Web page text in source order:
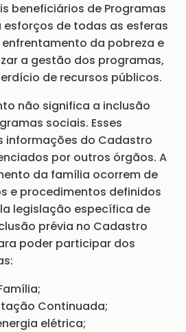
beneficiários de Programas
esforços de todas as esferas
da pobreza e
a gestão dos programas,
de recursos públicos.
não significa a inclusão
sociais. Esses
informações do Cadastro
por outros órgãos. A
da família ocorrem de
e procedimentos definidos
legislação específica de
prévia no Cadastro
poder participar dos
Continuada;
elétrica;